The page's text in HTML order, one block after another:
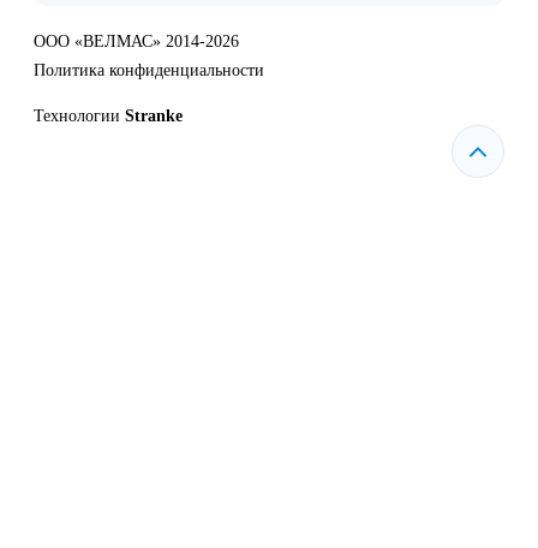
ООО «ВЕЛМАС» 2014-2026
Политика конфиденциальности
Технологии Stranke